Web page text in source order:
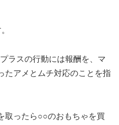
ラスの行動には報酬を、マ
たアメとムチ対応のことを指
取ったら○○のおもちゃを買